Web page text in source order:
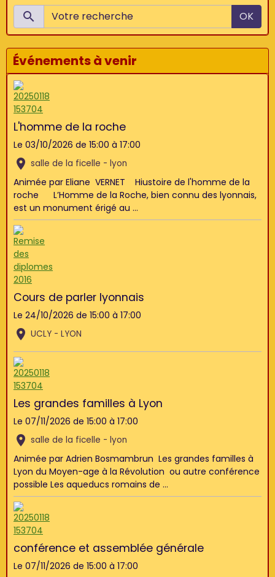
OK
Événements à venir
L'homme de la roche
Le 03/10/2026 de 15:00 à 17:00
salle de la ficelle - lyon
Animée par Eliane VERNET Hiustoire de l'homme de la
roche L’Homme de la Roche, bien connu des lyonnais,
est un monument érigé au ...
Cours de parler lyonnais
Le 24/10/2026 de 15:00 à 17:00
UCLY - LYON
Les grandes familles à Lyon
Le 07/11/2026 de 15:00 à 17:00
salle de la ficelle - lyon
Animée par Adrien Bosmambrun Les grandes familles à
Lyon du Moyen-age à la Révolution ou autre conférence
possible Les aqueducs romains de ...
conférence et assemblée générale
Le 07/11/2026 de 15:00 à 17:00